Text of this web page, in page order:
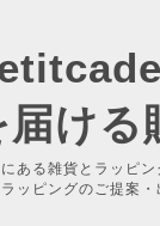
届ける
ある雑貨とラッピ
ッピングのご提案